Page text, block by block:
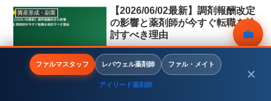
資産形成・副業
【2026/06/02最新】調剤報酬改定
の影響と薬剤師が今すぐ転職を検
討すべき理由
【2026/06最新】調剤報酬改定の影響と薬剤師が今すぐ転職を検討す
べき理由を解説します。薬剤師の転職を成功させるには、自分の目的
に合ったエージェント・転職サービスを選ぶことが最重要です。本記
ファルマスタッフ レバウェル薬剤師 ファル・メイト
アイリード薬剤師
✕
💼